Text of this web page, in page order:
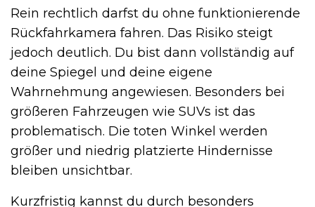
Rein rechtlich darfst du ohne funktionierende
Rückfahrkamera fahren. Das Risiko steigt
jedoch deutlich. Du bist dann vollständig auf
deine Spiegel und deine eigene
Wahrnehmung angewiesen. Besonders bei
größeren Fahrzeugen wie SUVs ist das
problematisch. Die toten Winkel werden
größer und niedrig platzierte Hindernisse
bleiben unsichtbar.
Kurzfristig kannst du durch besonders